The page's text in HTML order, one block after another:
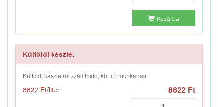
Kosárba
Külföldi készlet
Külföldi készletről szállítható, kb. +1 munkanap
8622 Ft/liter 8622 Ft